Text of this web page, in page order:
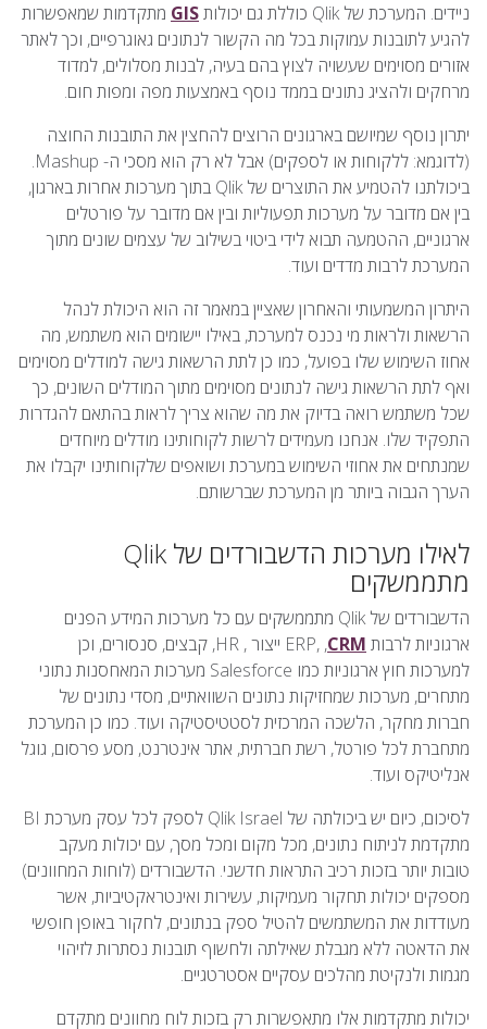
ניידים. המערכת של Qlik כוללת גם יכולות
GIS מתקדמות שמאפשרות
להגיע לתובנות עמוקות בכל מה הקשור לנתונים גאוגרפיים, וכך לאתר
אזורים מסוימים שעשויה לצוץ בהם בעיה, לבנות מסלולים, למדוד
מרחקים ולהציג נתונים בממד נוסף באמצעות מפה ומפות חום.
יתרון נוסף שמיושם בארגונים הרוצים להחצין את התובנות החוצה
(לדוגמא: ללקוחות או לספקים) אבל לא רק הוא מסכי ה- Mashup.
ביכולתנו להטמיע את התוצרים של Qlik בתוך מערכות אחרות בארגון,
בין אם מדובר על מערכות תפעוליות ובין אם מדובר על פורטלים
ארגוניים, ההטמעה תבוא לידי ביטוי בשילוב של עצמים שונים מתוך
המערכת לרבות מדדים ועוד.
היתרון המשמעותי והאחרון שאציין במאמר זה הוא היכולת לנהל
הרשאות ולראות מי נכנס למערכת, באילו יישומים הוא משתמש, מה
אחוז השימוש שלו בפועל, כמו כן לתת הרשאות גישה למודלים מסוימים
ואף לתת הרשאות גישה לנתונים מסוימים מתוך המודלים השונים, כך
שכל משתמש רואה בדיוק את מה שהוא צריך לראות בהתאם להגדרות
התפקיד שלו. אנחנו מעמידים לרשות לקוחותינו מודלים מיוחדים
שמנתחים את אחוזי השימוש במערכת ושואפים שלקוחותינו יקבלו את
הערך הגבוה ביותר מן המערכת שברשותם.
לאילו מערכות הדשבורדים של Qlik
מתממשקים
הדשבורדים של Qlik מתממשקים עם כל מערכות המידע הפנים
ארגוניות לרבות ERP, , CRM
ייצור , HR, קבצים, סנסורים, וכן
למערכות חוץ ארגוניות כמו Salesforce מערכות המאחסנות נתוני
מתחרים, מערכות שמחזיקות נתונים השוואתיים, מסדי נתונים של
חברות מחקר, הלשכה המרכזית לסטטיסטיקה ועוד. כמו כן המערכת
מתחברת לכל פורטל, רשת חברתית, אתר אינטרנט, מסע פרסום, גוגל
אנליטיקס ועוד.
לסיכום, כיום יש ביכולתה של Qlik Israel לספק לכל עסק מערכת BI
מתקדמת לניתוח נתונים, מכל מקום ומכל מסך, עם יכולות מעקב
טובות יותר בזכות רכיב התראות חדשני. הדשבורדים (לוחות המחוונים)
מספקים יכולות תחקור מעמיקות, עשירות ואינטראקטיביות, אשר
מעודדות את המשתמשים להטיל ספק בנתונים, לחקור באופן חופשי
את הדאטה ללא מגבלת שאילתה ולחשוף תובנות נסתרות לזיהוי
מגמות ולנקיטת מהלכים עסקיים אסטרטגיים.
יכולות מתקדמות אלו מתאפשרות רק בזכות לוח מחוונים מתקדם